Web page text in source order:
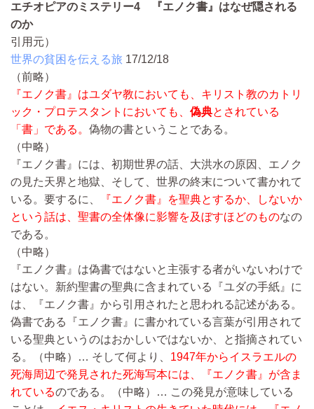
エチオピアのミステリー4 『エノク書』はなぜ隠される
のか
引用元）
世界の貧困を伝える旅 17/12/18
（前略）
『エノク書』はユダヤ教においても、キリスト教のカトリ
ック・プロテスタントにおいても、 偽典とされている
「書」である。 偽物の書ということである。
（中略）
『エノク書』には、初期世界の話、大洪水の原因、エノク
の見た天界と地獄、そして、世界の終末について書かれて
いる。要するに、
『エノク書』を聖典とするか、しないか
という話は、聖書の全体像に影響を及ぼすほどのものなの
である。
（中略）
『エノク書』は偽書ではないと主張する者がいないわけで
はない。新約聖書の聖典に含まれている『ユダの手紙』に
は、『エノク書』から引用されたと思われる記述がある。
偽書である『エノク書』に書かれている言葉が引用されて
いる聖典というのはおかしいではないか、と指摘されてい
る。
（中略）… そして何より、 1947年からイスラエルの
死海周辺で発見された死海写本には、『エノク書』が含ま
れているのである。 （中略）… この発見が意味している